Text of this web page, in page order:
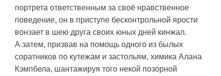
портрета ответственным за своё нравственное
поведение, он в приступе бесконтрольной ярости
вонзает в шею друга своих юных дней кинжал.
А затем, призвав на помощь одного из былых
соратников по кутежам и застольям, химика Алана
Кэмпбела, шантажируя того некой позорной